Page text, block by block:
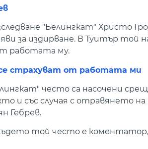
"Белингкат" Христо
за издирване. В Туитър той
работата му.
страхуват от работата ми
често са насочени
и със случая с отравянето на
Гебрев.
той често е коментатор,